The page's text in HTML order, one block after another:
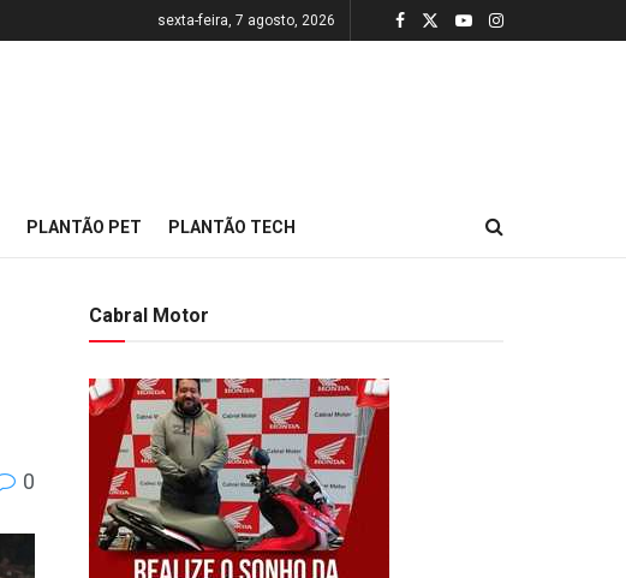
sexta-feira, 7 agosto, 2026
PLANTÃO PET PLANTÃO TECH
0
Cabral Motor